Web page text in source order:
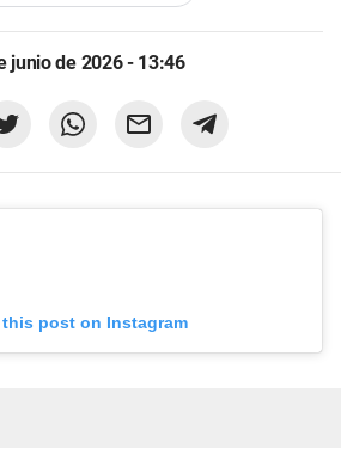
junio de 2026 - 13:46
this post on Instagram